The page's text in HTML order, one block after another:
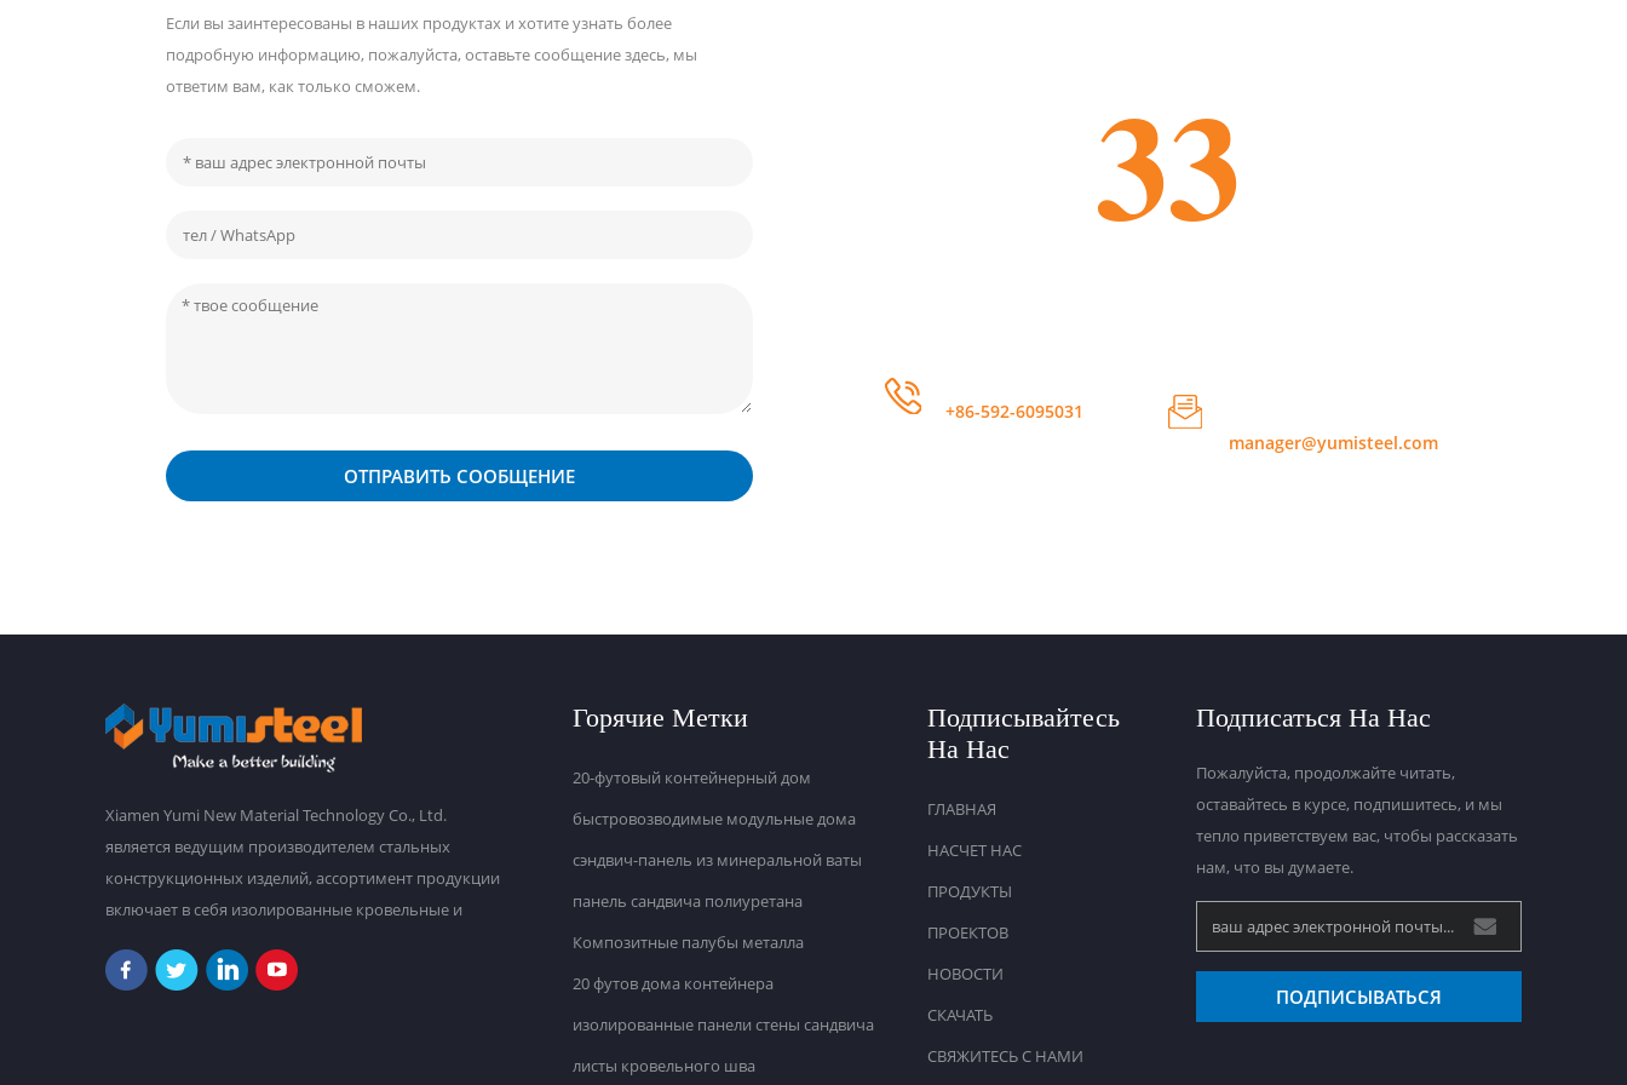
Если вы заинтересованы в наших продуктах и ​​хотите узнать более
подробную информацию, пожалуйста, оставьте сообщение здесь, мы
ответим вам, как только сможем.
ОТПРАВИТЬ СООБЩЕНИЕ
33
+86-592-6095031
manager@yumisteel.com
Xiamen Yumi New Material Technology Co., Ltd.
является ведущим производителем стальных
конструкционных изделий, ассортимент продукции
включает в себя изолированные кровельные и
стальную кровлю и облицовку стен, стальные
Горячие Метки
20-футовый контейнерный дом
быстровозводимые модульные дома
сэндвич-панель из минеральной ваты
панель сандвича полиуретана
Композитные палубы металла
20 футов дома контейнера
изолированные панели стены сандвича
листы кровельного шва
Подписывайтесь
На Нас
ГЛАВНАЯ
НАСЧЕТ НАС
ПРОДУКТЫ
ПРОЕКТОВ
НОВОСТИ
СКАЧАТЬ
СВЯЖИТЕСЬ С НАМИ
Подписаться На Нас
Пожалуйста, продолжайте читать,
оставайтесь в курсе, подпишитесь, и мы
тепло приветствуем вас, чтобы рассказать
нам, что вы думаете.
ПОДПИСЫВАТЬСЯ